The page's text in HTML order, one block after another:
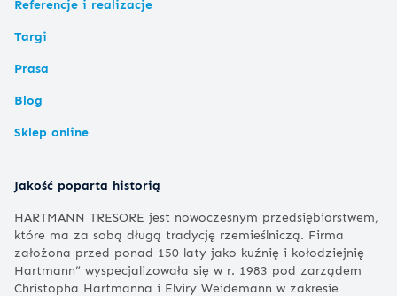
Referencje i realizacje
Targi
Prasa
Blog
Sklep online
Jakość poparta historią
HARTMANN TRESORE jest nowoczesnym przedsiębiorstwem,
które ma za sobą długą tradycję rzemieślniczą. Firma
założona przed ponad 150 laty jako kuźnię i kołodziejnię
Hartmann” wyspecjalizowała się w r. 1983 pod zarządem
Christopha Hartmanna i Elviry Weidemann w zakresie